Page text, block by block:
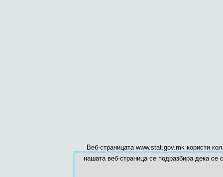
Веб-страницата www.stat.gov.mk користи
нашата веб-страница се подразбира дека се